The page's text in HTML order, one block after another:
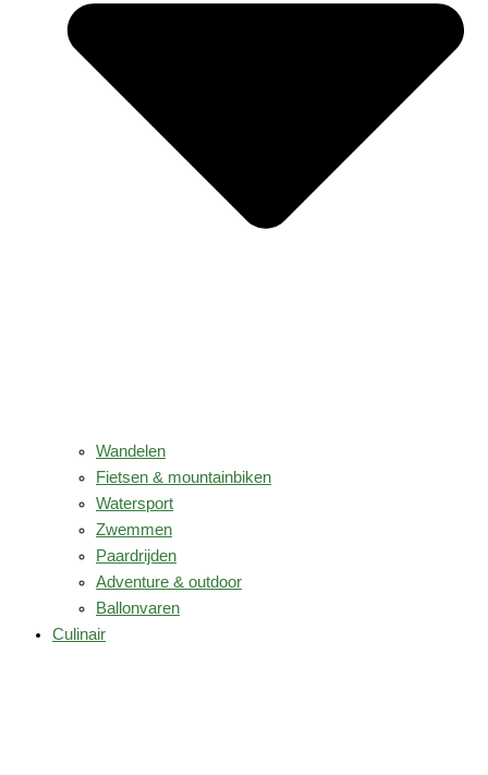
Wandelen
Fietsen & mountainbiken
Watersport
Zwemmen
Paardrijden
Adventure & outdoor
Ballonvaren
Culinair